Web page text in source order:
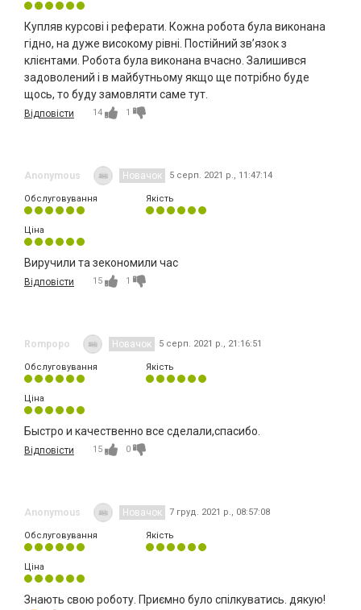
Купляв курсові і реферати. Кожна робота була виконана
гідно, на дуже високому рівні. Постійний зв’язок з
клієнтами. Робота була виконана вчасно. Залишився
задоволений і в майбутньому якщо ще потрібно буде
щось, то буду замовляти саме тут.
Відповісти 14 1
Anonymous Новачок 5 серп. 2021 р., 11:47:14
Обслуговування Якість
Ціна
Виручили та зекономили час
Відповісти 15 1
Rompopo Новачок 5 серп. 2021 р., 21:16:51
Обслуговування Якість
Ціна
Быстро и качественно все сделали,спасибо.
Відповісти 15 0
Anonymous Новачок 7 груд. 2021 р., 08:57:08
Обслуговування Якість
Ціна
Знають свою роботу. Приємно було спілкуватись. дякую!